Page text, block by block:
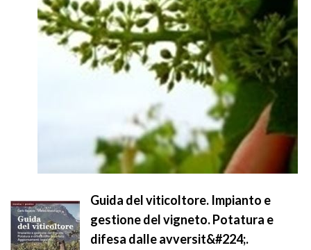
Guida del viticoltore. Impianto e
gestione del vigneto. Potatura e
difesa dalle avversit&#224;.